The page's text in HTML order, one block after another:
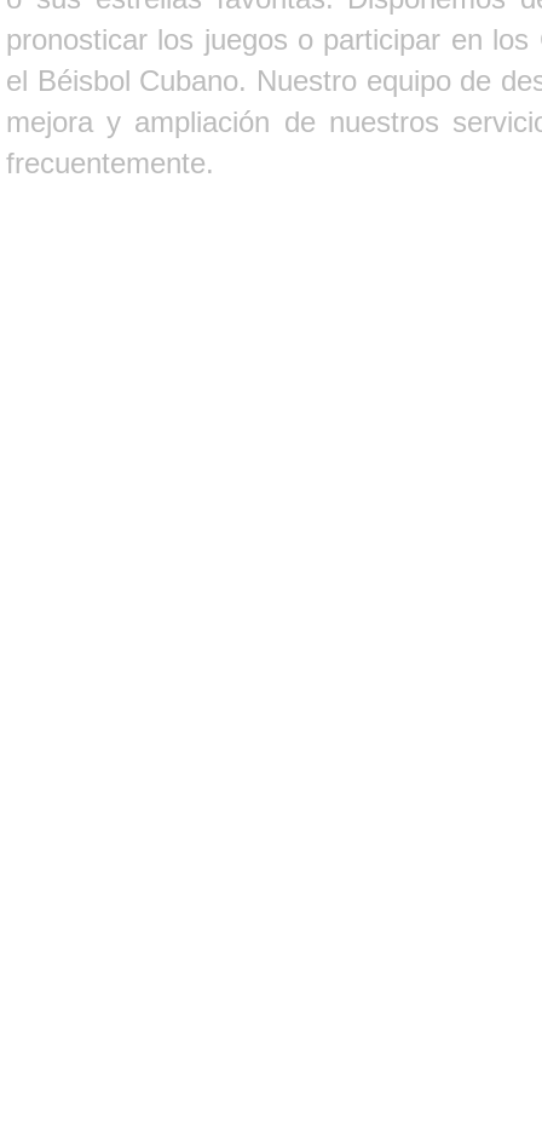
pronosticar los juegos o participar en
el Béisbol Cubano. Nuestro equipo de
mejora y ampliación de nuestros
frecuentemente.